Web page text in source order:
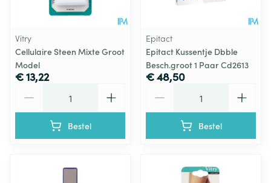
Vitry
Cellulaire Steen Mixte Groot
Model
€ 13,22
Bestel
Epitact
Epitact Kussentje Dbble
Besch.groot 1 Paar Cd2613
€ 48,50
Bestel